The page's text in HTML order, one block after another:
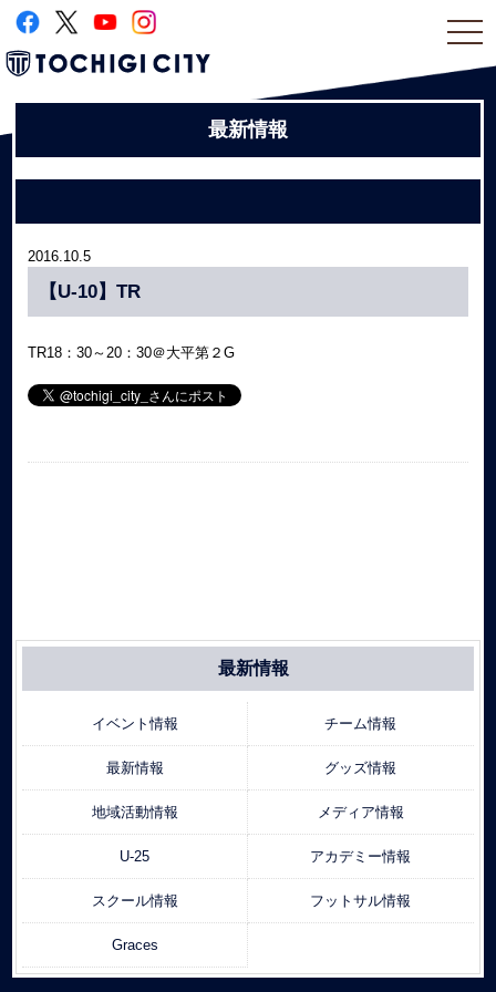
最新情報
2016.10.5
【U-10】TR
TR18：30～20：30＠大平第２G
最新情報
イベント情報 チーム情報
最新情報 グッズ情報
地域活動情報 メディア情報
U-25 アカデミー情報
スクール情報 フットサル情報
Graces